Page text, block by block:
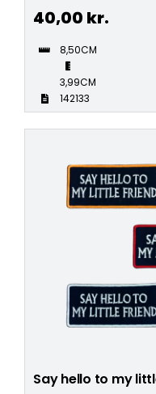
40,00 kr.
8,50CM
3,99CM
142133
Say hello to my